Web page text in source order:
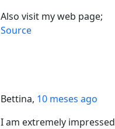
Also visit my web page;
Source
Bettina, 10 meses ago
I am extremely impressed